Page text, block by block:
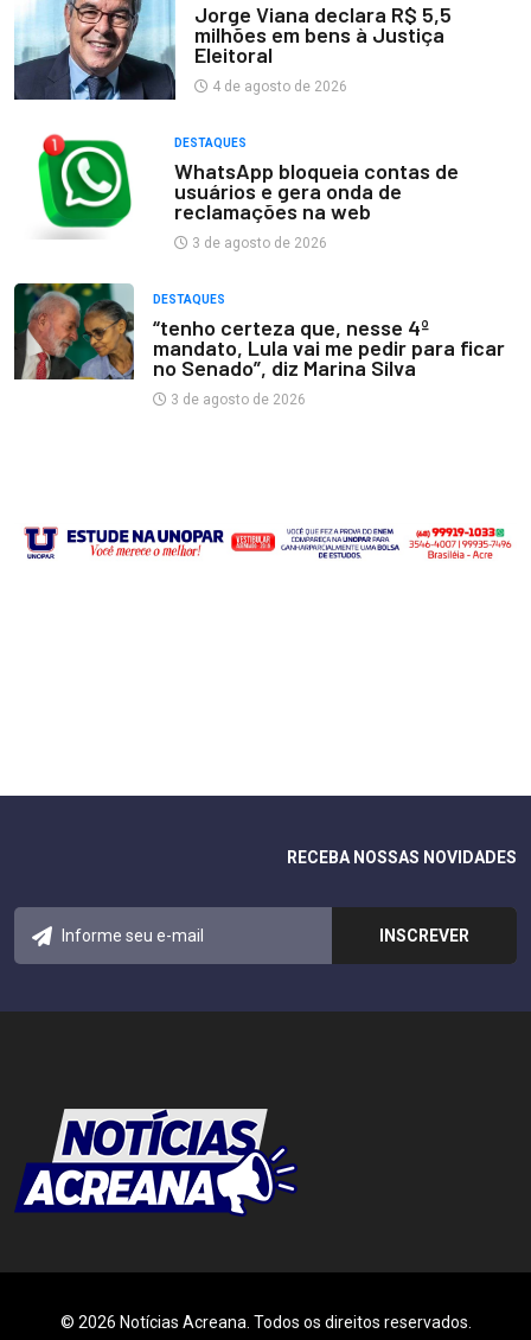
Jorge Viana declara R$ 5,5
milhões em bens à Justiça
Eleitoral
4 de agosto de 2026
DESTAQUES
WhatsApp bloqueia contas de
usuários e gera onda de
reclamações na web
3 de agosto de 2026
DESTAQUES
“tenho certeza que, nesse 4º
mandato, Lula vai me pedir para ficar
no Senado”, diz Marina Silva
3 de agosto de 2026
RECEBA NOSSAS NOVIDADES
© 2026 Notícias Acreana. Todos os direitos reservados.